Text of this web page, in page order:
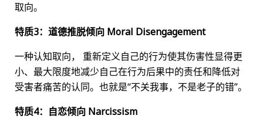
取向。
特质3：道德推脱倾向 Moral Disengagement
一种认知取向， 重新定义自己的行为使其伤害性显得更
小、最大限度地减少自己在行为后果中的责任和降低对
受害者痛苦的认同。也就是“不关我事，不是老子的错”。
特质4：自恋倾向 Narcissism